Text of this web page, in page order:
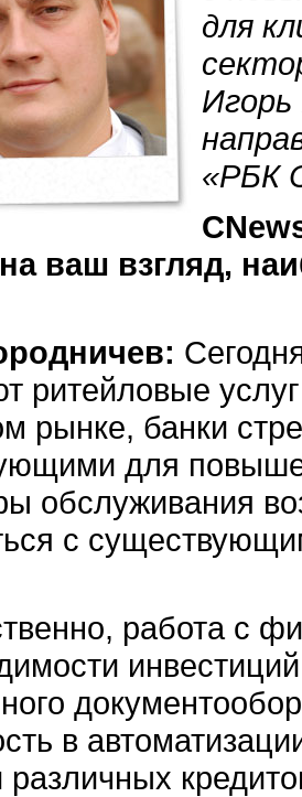
для
Игорь
«РБК
ваш взгляд,
ритейловые
рынке, банки
для
обслуживания
с
работа с
в